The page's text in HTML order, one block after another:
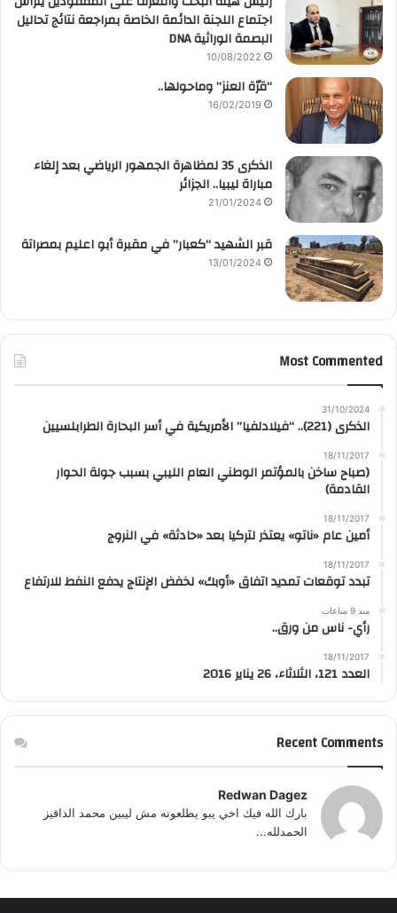
اجتماع اللجنة الدائمة الخاصة بمراجعة نتائج تحاليل
البصمة الوراثية DNA
10/08/2022
“قرّة العنز” وماحولها..
16/02/2019
الذكرى 35 لمظاهرة الجمهور الرياضي بعد إلغاء
مباراة ليبيا.. الجزائر
21/01/2024
قبر الشهيد “كعبار” في مقبرة أبو اعليم بمصراتة
13/01/2024
Most Commented
31/10/2024
الذكرى (221).. “فيلادلفيا” الأمريكية في أسر البحارة الطرابلسيين
18/11/2017
(صباح ساخن بالمؤتمر الوطني العام الليبي بسبب جولة الحوار
القادمة)
18/11/2017
أمين عام «ناتو» يعتذر لتركيا بعد «حادثة» في النروج
18/11/2017
تبدد توقعات تمديد اتفاق «أوبك» لخفض الإنتاج يدفع النفط للارتفاع
منذ 9 ساعات
رأي- ناس من ورق..
18/11/2017
العدد 121، الثلاثاء، 26 يناير 2016
Recent Comments
Redwan Dagez
بارك الله فيك اخي يبو يطلعونه مش ليبين محمد الداقيز
الحمدلله...